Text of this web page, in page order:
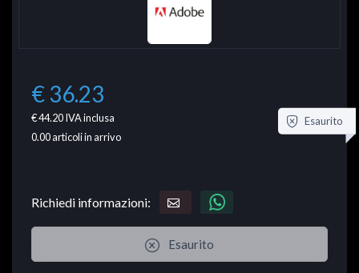
€ 36.23
€ 44.20IVA inclusa
0.00articoli in arrivo
Esaurito
Richiedi informazioni:
Esaurito